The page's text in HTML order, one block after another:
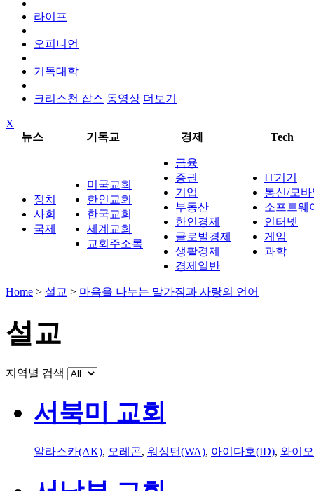
라이프
오피니언
기독대학
크리스천 잡스 동영상 더보기
X
뉴스
기독교 경제 Tech
정치
사회
국제
미국교회
한인교회
한국교회
세계교회
교회주소록
금융
증권
기업
부동산
한인경제
글로벌경제
생활경제
경제일반
IT기기
통신/모
소프트웨
인터넷
게임
과학
Home > 설교 > 마음을 나누는 말가짐과 사랑의 언어
설교
지역별 검색
서북미 교회
알라스카(AK), 오레곤, 워싱턴(WA), 아이다호(ID), 와이